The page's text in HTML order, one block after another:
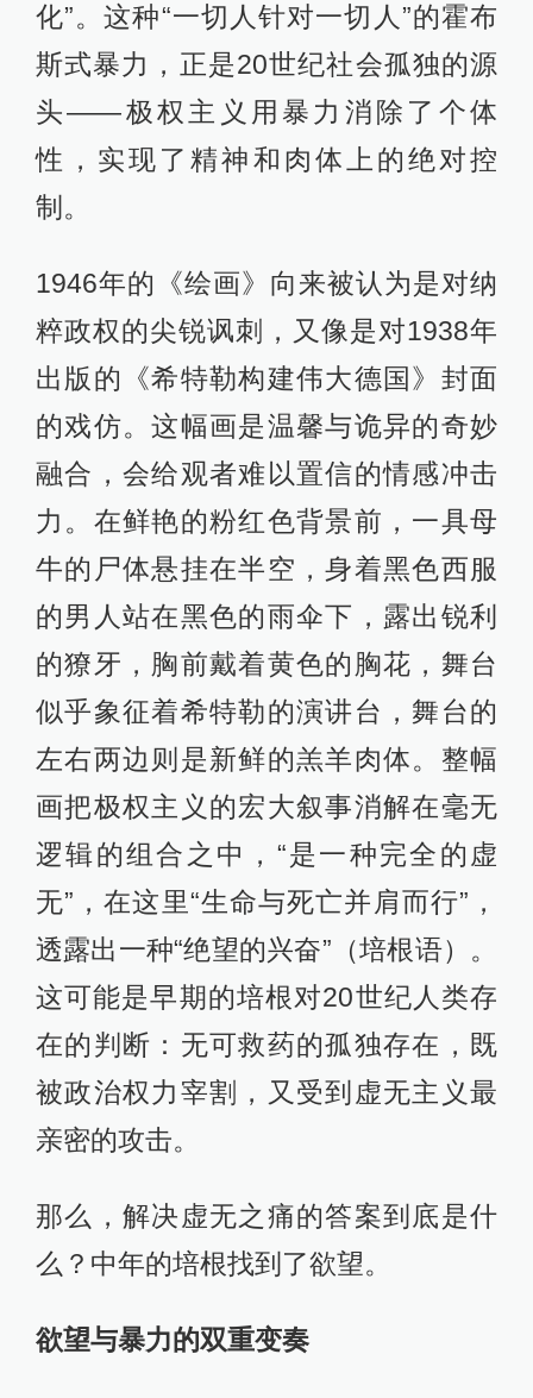
化”。这种“一切人针对一切人”的霍布
斯式暴力，正是20世纪社会孤独的源
头——极权主义用暴力消除了个体
性，实现了精神和肉体上的绝对控
制。
1946年的《绘画》向来被认为是对纳
粹政权的尖锐讽刺，又像是对1938年
出版的《希特勒构建伟大德国》封面
的戏仿。这幅画是温馨与诡异的奇妙
融合，会给观者难以置信的情感冲击
力。在鲜艳的粉红色背景前，一具母
牛的尸体悬挂在半空，身着黑色西服
的男人站在黑色的雨伞下，露出锐利
的獠牙，胸前戴着黄色的胸花，舞台
似乎象征着希特勒的演讲台，舞台的
左右两边则是新鲜的羔羊肉体。整幅
画把极权主义的宏大叙事消解在毫无
逻辑的组合之中，“是一种完全的虚
无”，在这里“生命与死亡并肩而行”，
透露出一种“绝望的兴奋”（培根语）。
这可能是早期的培根对20世纪人类存
在的判断：无可救药的孤独存在，既
被政治权力宰割，又受到虚无主义最
亲密的攻击。
那么，解决虚无之痛的答案到底是什
么？中年的培根找到了欲望。
欲望与暴力的双重变奏